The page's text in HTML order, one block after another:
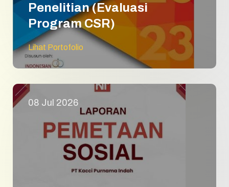
Penelitian (Evaluasi
Program CSR)
Lihat Portofolio
08 Jul 2026